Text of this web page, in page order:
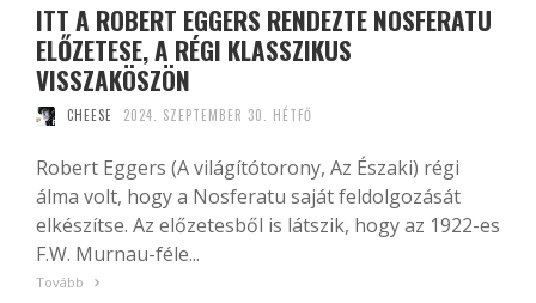
ITT A ROBERT EGGERS RENDEZTE NOSFERATU
ELŐZETESE, A RÉGI KLASSZIKUS
VISSZAKÖSZÖN
CHEESE 2024. SZEPTEMBER 30. HÉTFŐ
Robert Eggers (A világítótorony, Az Északi) régi
álma volt, hogy a Nosferatu saját feldolgozását
elkészítse. Az előzetesből is látszik, hogy az 1922-es
F.W. Murnau-féle...
Tovább